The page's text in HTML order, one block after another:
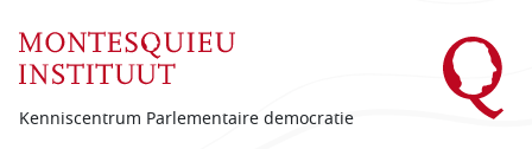
Kenniscentrum Parlementaire democratie